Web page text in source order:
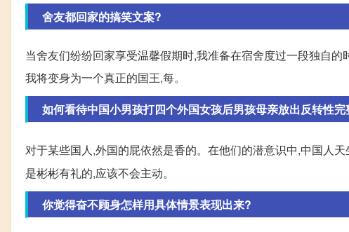
舍友都回家的搞笑文案?
当舍友们纷纷回家享受温馨假期时,我准备在宿舍度过一段独自
我将变身为一个真正的国王,每。
如何看待中国小男孩打四个外国女孩后男孩母亲放出反转性
对于某些国人,外国的屁依然是香的。在他们的潜意识中,中国人
是彬彬有礼的,应该不会主动。
你觉得奋不顾身怎样用具体情景表现出来?